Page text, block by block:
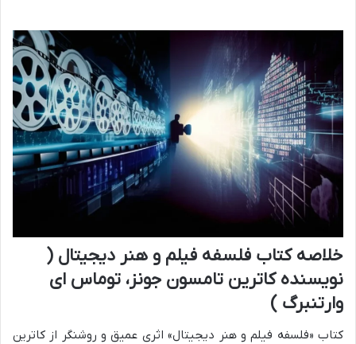
خلاصه کتاب فلسفه فیلم و هنر دیجیتال (
نویسنده کاترین تامسون جونز، توماس ای
وارتنبرگ )
کتاب «فلسفه فیلم و هنر دیجیتال» اثری عمیق و روشنگر از کاترین